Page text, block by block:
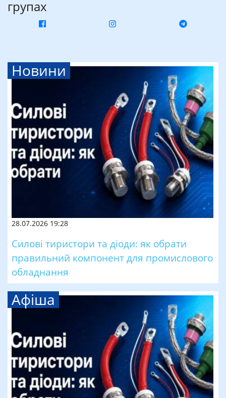
групах
Новини
28.07.2026 19:28
Силові тиристори та діоди: як обрати
правильний компонент для промислового
обладнання
Афіша